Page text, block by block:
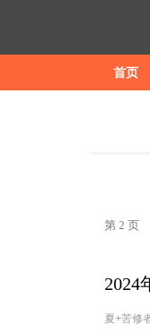
首页
第 2 页
2024
夏+苦修